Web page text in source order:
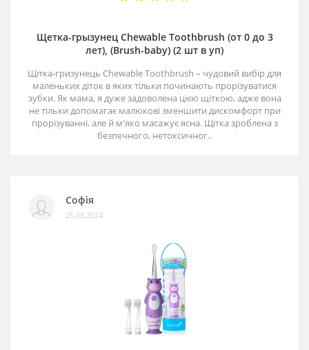
Щетка-грызунец Chewable Toothbrush (от 0 до 3
лет), (Brush-baby) (2 шт в уп)
Щітка-гризунець Chewable Toothbrush – чудовий вибір для
маленьких діток в яких тільки починають прорізуватися
зубки. Як мама, я дуже задоволена цією щіткою, адже вона
не тільки допомагає малюкові зменшити дискомфорт при
прорізуванні, але й м'яко масажує ясна. Щітка зроблена з
безпечного, нетоксичног..
Софія
25.08.2024